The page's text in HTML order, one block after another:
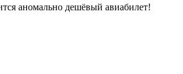
аномально дешёвый авиабилет!